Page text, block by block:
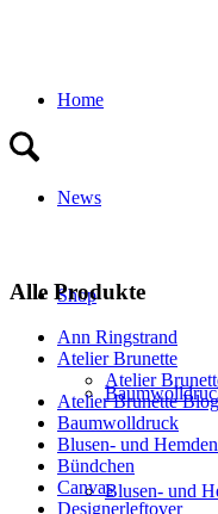
Home
News
Shop
Blusen- und
Alle Produkte
Ann Ringstrand
Atelier Brunette
Atelier
Atelier Brunette
Baumwolldruck
Blusen- und
Bündchen
Canvas
Designerleftover